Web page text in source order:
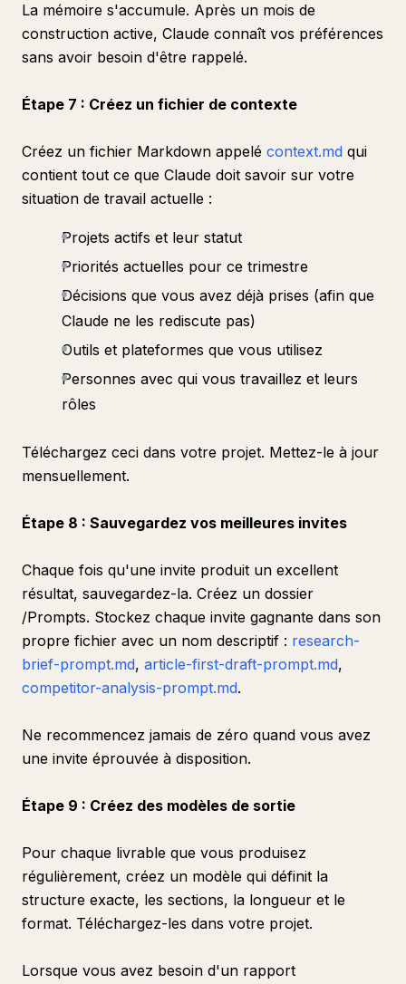
La mémoire s'accumule. Après un mois de
construction active, Claude connaît vos préférences
sans avoir besoin d'être rappelé.
Étape 7 : Créez un fichier de contexte
Créez un fichier Markdown appelé context.md qui
contient tout ce que Claude doit savoir sur votre
situation de travail actuelle :
Projets actifs et leur statut
Priorités actuelles pour ce trimestre
Décisions que vous avez déjà prises (afin que
Claude ne les rediscute pas)
Outils et plateformes que vous utilisez
Personnes avec qui vous travaillez et leurs
rôles
Téléchargez ceci dans votre projet. Mettez-le à jour
mensuellement.
Étape 8 : Sauvegardez vos meilleures invites
Chaque fois qu'une invite produit un excellent
résultat, sauvegardez-la. Créez un dossier
/Prompts. Stockez chaque invite gagnante dans son
propre fichier avec un nom descriptif : research-
brief-prompt.md, article-first-draft-prompt.md,
competitor-analysis-prompt.md.
Ne recommencez jamais de zéro quand vous avez
une invite éprouvée à disposition.
Étape 9 : Créez des modèles de sortie
Pour chaque livrable que vous produisez
régulièrement, créez un modèle qui définit la
structure exacte, les sections, la longueur et le
format. Téléchargez-les dans votre projet.
Lorsque vous avez besoin d'un rapport